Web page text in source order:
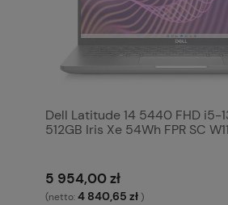
Dell Latitude 14 5440 FHD i5-
512GB Iris Xe 54Wh FPR SC
5 954,00 zł
(netto:4 840,65 zł )